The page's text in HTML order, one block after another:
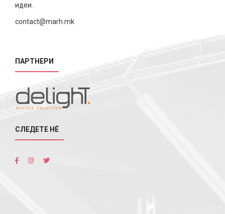
идеи.
contact@marh.mk
ПАРТНЕРИ
СЛЕДЕТЕ НÉ